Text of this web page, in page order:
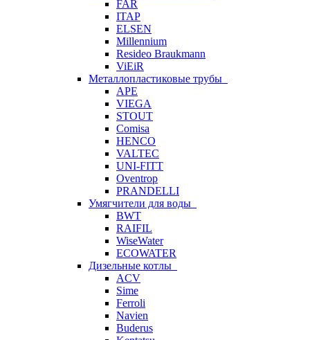
FAR
ITAP
ELSEN
Millennium
Resideo Braukmann
ViEiR
Металлопластиковые трубы
APE
VIEGA
STOUT
Comisa
HENCO
VALTEC
UNI-FITT
Oventrop
PRANDELLI
Умягчители для воды
BWT
RAIFIL
WiseWater
ECOWATER
Дизельные котлы
ACV
Sime
Ferroli
Navien
Buderus